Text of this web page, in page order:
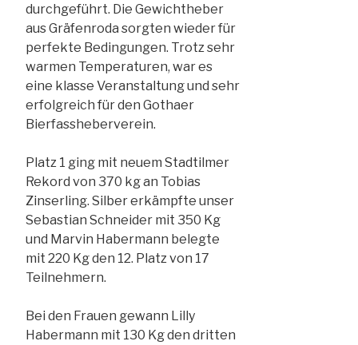
durchgeführt. Die Gewichtheber
aus Gräfenroda sorgten wieder für
perfekte Bedingungen. Trotz sehr
warmen Temperaturen, war es
eine klasse Veranstaltung und sehr
erfolgreich für den Gothaer
Bierfassheberverein.
Platz 1 ging mit neuem Stadtilmer
Rekord von 370 kg an Tobias
Zinserling. Silber erkämpfte unser
Sebastian Schneider mit 350 Kg
und Marvin Habermann belegte
mit 220 Kg den 12. Platz von 17
Teilnehmern.
Bei den Frauen gewann Lilly
Habermann mit 130 Kg den dritten